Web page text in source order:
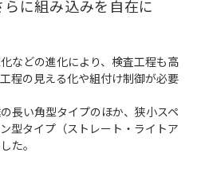
に組み込みを自在に
などの進化により、検査工程も高
程の見える化や組付け制御が必要
長い角型タイプのほか、狭小スペ
型タイプ（ストレート・ライトア
た。